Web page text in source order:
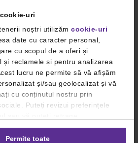
uri
noștri utilizăm cookie-uri
date cu caracter personal,
cu scopul de a oferi și
și reclamele și pentru analizarea
lucru ne permite să vă afișăm
și/sau geolocalizat și vă
cu conținutul nostru prin
Puteți revizui preferințele
făcând click pe linkul către
uri.
Permite toate